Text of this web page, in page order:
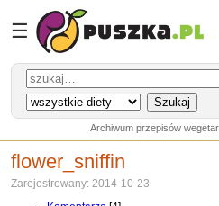
☰
Archiwum przepisów
flower_sniffin
Zarejestrowany: 2014-10-23